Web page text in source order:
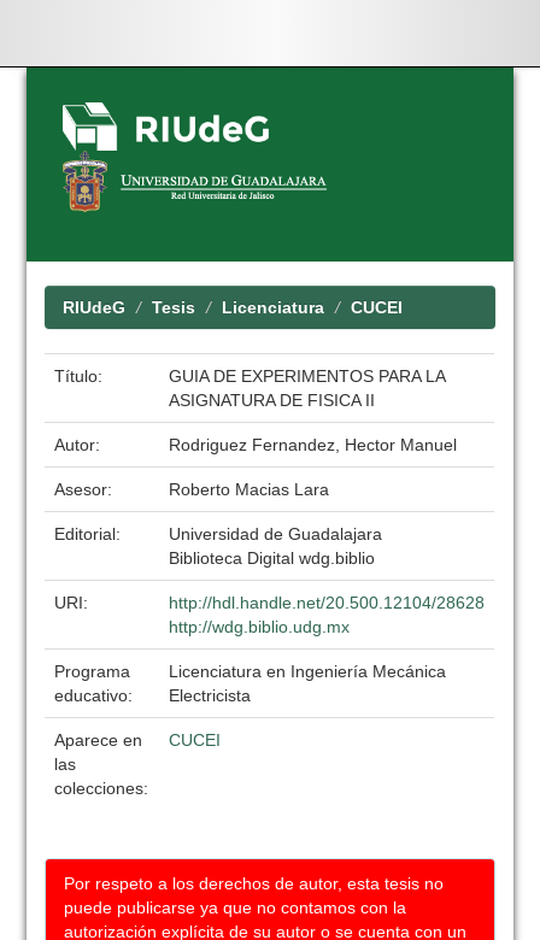
Skip
navigation
RIUdeG Tesis Licenciatura CUCEI
Título:
GUIA DE EXPERIMENTOS PARA LA
ASIGNATURA DE FISICA II
Autor: Rodriguez Fernandez, Hector Manuel
Asesor: Roberto Macias Lara
Editorial:
Universidad de Guadalajara
Biblioteca Digital wdg.biblio
URI:
http://hdl.handle.net/20.500.12104/28628
http://wdg.biblio.udg.mx
Programa
educativo:
Licenciatura en Ingeniería Mecánica
Electricista
Aparece en
las
colecciones:
CUCEI
Por respeto a los derechos de autor, esta tesis no
puede publicarse ya que no contamos con la
autorización explícita de su autor o se cuenta con un